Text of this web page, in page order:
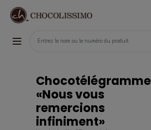
Chocotélégramme
«Nous vous
remercions
infiniment»